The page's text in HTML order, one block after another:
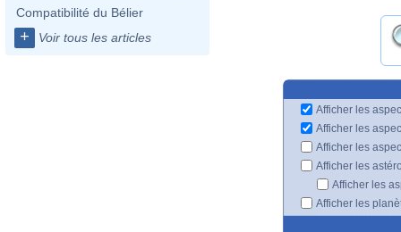
Compatibilité du Bélier
+ Voir tous les articles
Afficher les
Afficher les
Afficher les
Afficher les
Afficher les
Afficher les